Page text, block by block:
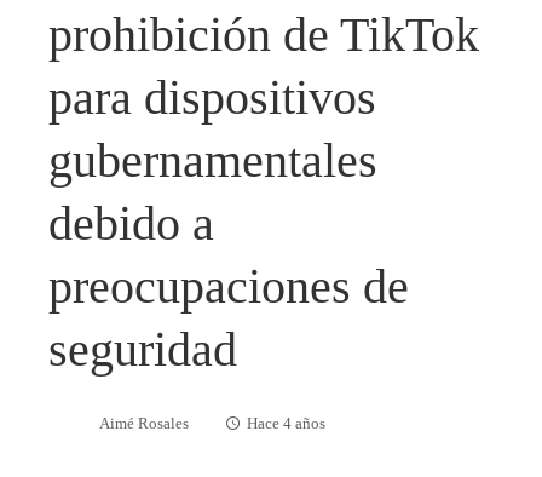
prohibición de TikTok
para dispositivos
gubernamentales
debido a
preocupaciones de
seguridad
Aimé Rosales Hace 4 años